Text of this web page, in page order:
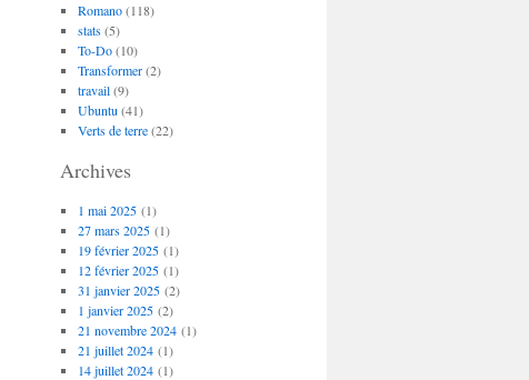
Romano(118)
stats(5)
To-Do(10)
Transformer(2)
travail(9)
Ubuntu (41)
Verts de terre(22)
Archives
1 mai 2025(1)
27 mars 2025(1)
19 février 2025(1)
12 février 2025(1)
31 janvier 2025(2)
1 janvier 2025(2)
21 novembre 2024(1)
21 juillet 2024(1)
14 juillet 2024(1)